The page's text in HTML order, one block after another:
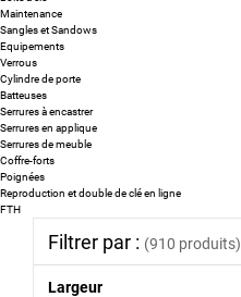
Maintenance
Sangles et Sandows
Equipements
Verrous
Cylindre de porte
Batteuses
Serrures à encastrer
Serrures en applique
Serrures de meuble
Coffre-forts
Poignées
Reproduction et double de clé en ligne
FTH
Filtrer par : (910 produits)
Largeur